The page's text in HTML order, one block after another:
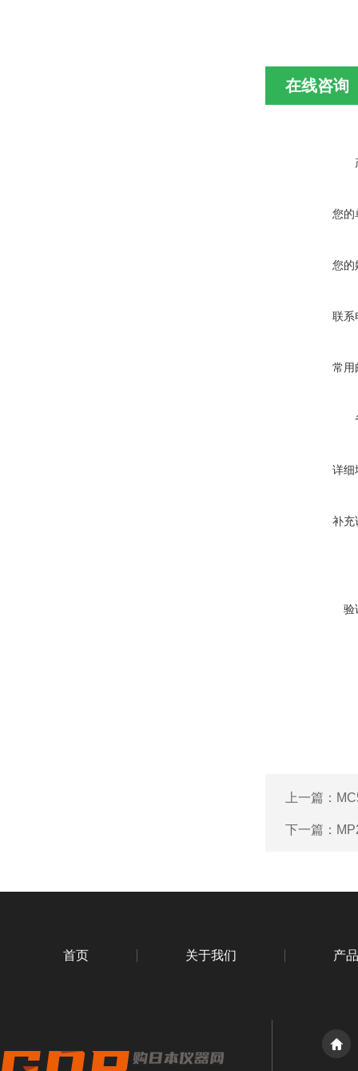
在线咨询
您的
您的
联系
常用
详细
补充
验
上一篇：
下一篇：
首页 关于我们 产